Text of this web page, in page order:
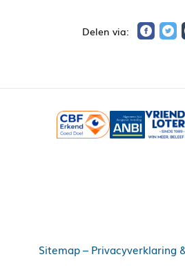
Sitemap– Privacyverklaring